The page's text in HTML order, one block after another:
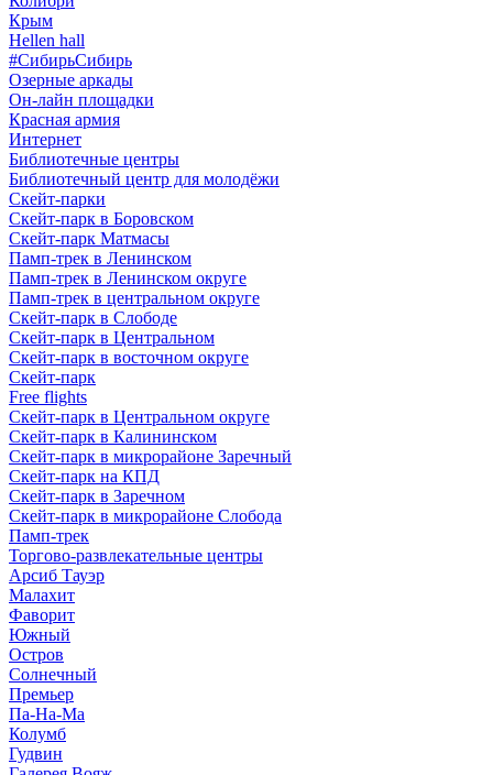
Крым
Hellen hall
#СибирьСибирь
Озерные аркады
Он-лайн площадки
Красная армия
Интернет
Библиотечные центры
Библиотечный центр для молодёжи
Скейт-парки
Скейт-парк в Боровском
Скейт-парк Матмасы
Памп-трек в Ленинском
Памп-трек в Ленинском округе
Памп-трек в центральном округе
Скейт-парк в Слободе
Скейт-парк в Центральном
Скейт-парк в восточном округе
Скейт-парк
Free flights
Скейт-парк в Центральном округе
Скейт-парк в Калининском
Скейт-парк в микрорайоне Заречный
Скейт-парк на КПД
Скейт-парк в Заречном
Скейт-парк в микрорайоне Слобода
Памп-трек
Торгово-развлекательные центры
Арсиб Тауэр
Малахит
Фаворит
Южный
Остров
Солнечный
Премьер
Па-На-Ма
Колумб
Гудвин